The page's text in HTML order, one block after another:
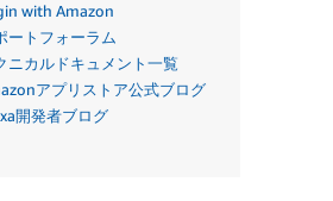
with Amazon
ートフォーラム
ニカルドキュメント一覧
アプリストア公式ブログ
開発者ブログ